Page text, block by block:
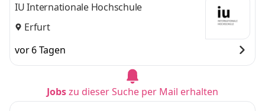
IU Internationale Hochschule
Erfurt
vor 6 Tagen
Jobszu dieser Suche per Mail erhalten